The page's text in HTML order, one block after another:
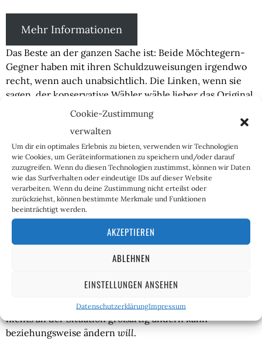
Cookie-Zustimmung
verwalten
Um dir ein optimales Erlebnis zu bieten, verwenden wir Technologien
wie Cookies, um Geräteinformationen zu speichern und/oder darauf
zuzugreifen. Wenn du diesen Technologien zustimmst, können wir Daten
wie das Surfverhalten oder eindeutige IDs auf dieser Website
verarbeiten. Wenn du deine Zustimmung nicht erteilst oder
zurückziehst, können bestimmte Merkmale und Funktionen
beeinträchtigt werden.
AKZEPTIEREN
ABLEHNEN
EINSTELLUNGEN ANSEHEN
DatenschutzerklärungImpressum
Mehr Informationen
Das Beste an der ganzen Sache ist: Beide Möchtegern-
Gegner haben mit ihren Schuldzuweisungen irgendwo
recht, wenn auch unabsichtlich. Die Linken, wenn sie
sagen, der konservative Wähler wähle lieber das Original,
die AfD, als die Merz-CDU: Es stimmt, einige aus dem
Volk spüren sehr wohl, dass die CDU die ganze harte
Kante gegen Migration, Gendern und anderen linken
Wahn nur vorspielt, um verzweifelt ein paar Stimmen
abzugreifen. Man scheint doch nicht vergessen zu
haben, wer die Politik vor 2021/22 nicht nur
mitgetragen, sondern auch angeführt hat und wer dies
auf Landesebene immer noch tut. Wenn ich also das
Land in konservativer Hinsicht ändern möchte, wieso
sollte ich jene Partei wählen, die jeden einzelnen ihrer
konservativen Standpunkte in den letzten 10 bis 15
Jahren verraten hat? Und natürlich trägt auch die
CDU recht, nur scheint das Wahlvolk langsam zu spüren,
dass Merz, trotz aller„Pascha“-Tiraden in den Talkshows,
nichts an der Situation großartig ändern kann
beziehungsweise ändern will.